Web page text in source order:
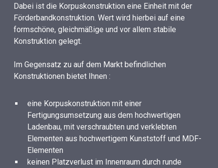
Dabei ist die Korpuskonstruktion eine Einheit mit der
Förderbandkonstruktion. Wert wird hierbei auf eine
formschöne, gleichmäßige und vor allem stabile
Konstruktion gelegt.
Im Gegensatz zu auf dem Markt befindlichen
Konstruktionen bietet Ihnen :
eine Korpuskonstruktion mit einer
Fertigungsumsetzung aus dem hochwertigen
Ladenbau, mit verschraubten und verklebten
Elementen aus hochwertigem Kunststoff und MDF-
Elementen
keinen Platzverlust im Innenraum durch runde